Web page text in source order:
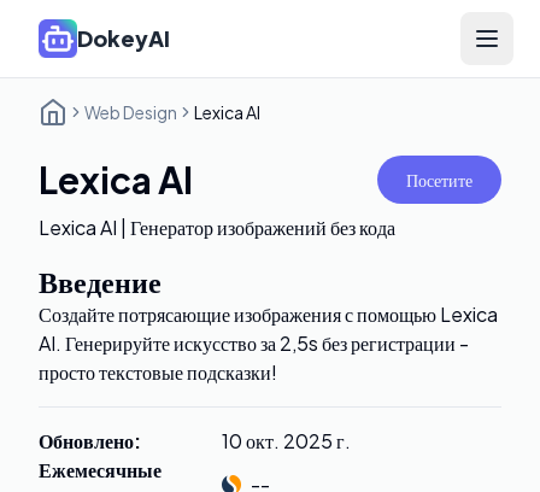
DokeyAI Open
Web Design Lexica AI
Lexica AI Посетите
Lexica AI | Генератор изображений без кода
Введение
Создайте потрясающие изображения с помощью Lexica
AI. Генерируйте искусство за 2,5s без регистрации -
просто текстовые подсказки!
Обновлено:
10 окт. 2025 г.
Ежемесячные
--